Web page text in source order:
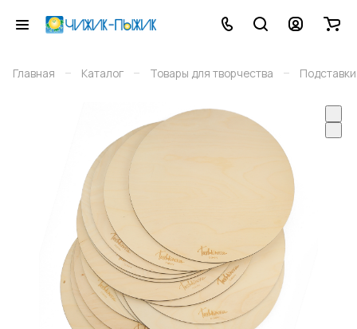
Главная – Каталог – Товары для творчества –